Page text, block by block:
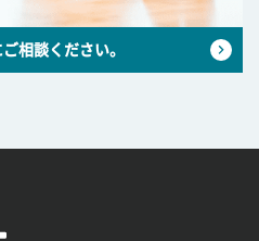
相談ください。